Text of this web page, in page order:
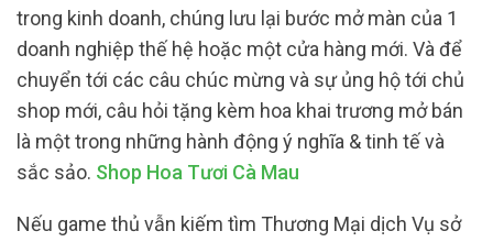
trong kinh doanh, chúng lưu lại bước mở màn của 1
doanh nghiệp thế hệ hoặc một cửa hàng mới. Và để
chuyển tới các câu chúc mừng và sự ủng hộ tới chủ
shop mới, câu hỏi tặng kèm hoa khai trương mở bán
là một trong những hành động ý nghĩa & tinh tế và
sắc sảo. Shop Hoa Tươi Cà Mau
Nếu game thủ vẫn kiếm tìm Thương Mại dịch Vụ sở